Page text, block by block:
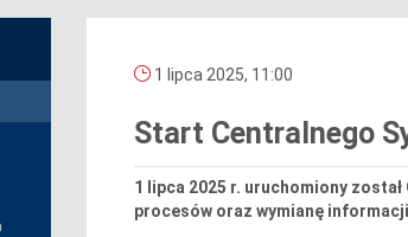
1 lipca 2025, 11:00
Start Centralnego
1 lipca 2025 r. uruchomiony
procesów oraz wymianę